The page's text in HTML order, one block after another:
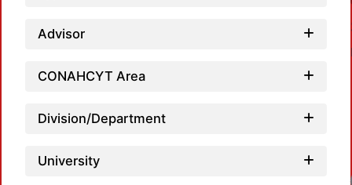
Advisor
CONAHCYT Area
Division/Department
University